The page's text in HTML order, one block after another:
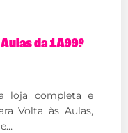
da 1A99?
loja completa e
Volta às Aulas,